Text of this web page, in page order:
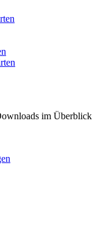
im Überblick